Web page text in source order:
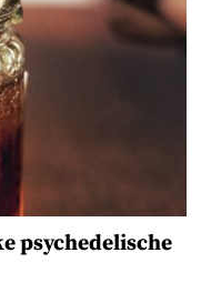
psychedelische